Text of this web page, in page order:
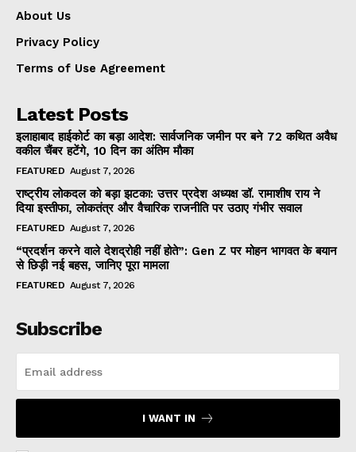
About Us
Privacy Policy
Terms of Use Agreement
Latest Posts
इलाहाबाद हाईकोर्ट का बड़ा आदेश: सार्वजनिक जमीन पर बने 72 कथित अवैध
वकील चैंबर हटेंगे, 10 दिन का अंतिम मौका
FEATURED August 7, 2026
राष्ट्रीय लोकदल को बड़ा झटका: उत्तर प्रदेश अध्यक्ष डॉ. रामाशीष राय ने
दिया इस्तीफा, लोकतंत्र और वैचारिक राजनीति पर उठाए गंभीर सवाल
FEATURED August 7, 2026
“प्रदर्शन करने वाले देशद्रोही नहीं होते”: Gen Z पर मोहन भागवत के बयान
से छिड़ी नई बहस, जानिए पूरा मामला
FEATURED August 7, 2026
Subscribe
I WANT IN